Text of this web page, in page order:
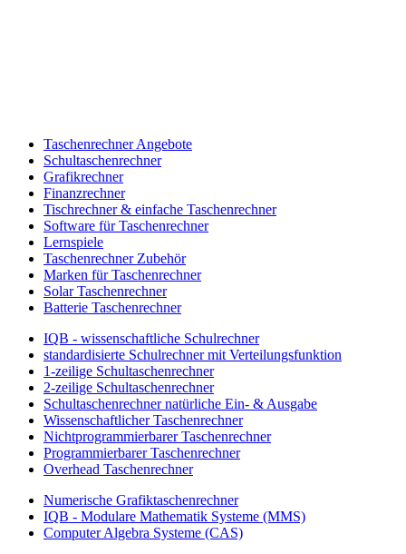
Taschenrechner Angebote
Schultaschenrechner
Grafikrechner
Finanzrechner
Tischrechner & einfache Taschenrechner
Software für Taschenrechner
Lernspiele
Taschenrechner Zubehör
Marken für Taschenrechner
Solar Taschenrechner
Batterie Taschenrechner
IQB - wissenschaftliche Schulrechner
standardisierte Schulrechner mit Verteilungsfunktion
1-zeilige Schultaschenrechner
2-zeilige Schultaschenrechner
Schultaschenrechner natürliche Ein- & Ausgabe
Wissenschaftlicher Taschenrechner
Nichtprogrammierbarer Taschenrechner
Programmierbarer Taschenrechner
Overhead Taschenrechner
Numerische Grafiktaschenrechner
IQB - Modulare Mathematik Systeme (MMS)
Computer Algebra Systeme (CAS)